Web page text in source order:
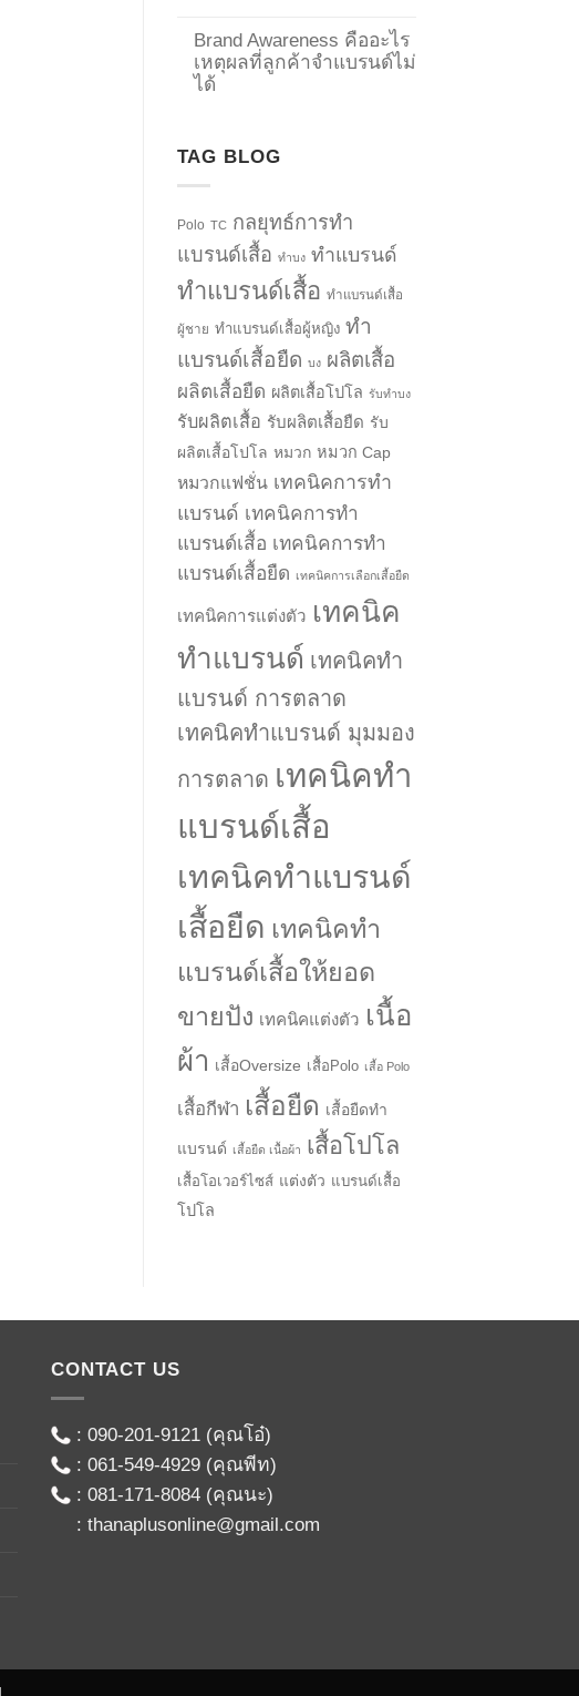
Brand Awareness คืออะไร
เหตุผลที่ลูกค้าจำแบรนด์ไม่
ได้
TAG BLOG
Polo TC กลยุทธ์การทำ
แบรนด์เสื้อ ทำบง ทำแบรนด์
ทำแบรนด์เสื้อ ทำแบรนด์เสื้อ
ผู้ชาย ทำแบรนด์เสื้อผู้หญิง ทำ
แบรนด์เสื้อยืด บง ผลิตเสื้อ
ผลิตเสื้อยืด ผลิตเสื้อโปโล รับทำบง
รับผลิตเสื้อ รับผลิตเสื้อยืด รับ
ผลิตเสื้อโปโล หมวก หมวก Cap
หมวกแฟชั่น เทคนิคการทำ
แบรนด์ เทคนิคการทำ
แบรนด์เสื้อ เทคนิคการทำ
แบรนด์เสื้อยืด เทคนิคการเลือกเสื้อยืด
เทคนิคการแต่งตัว เทคนิค
ทำแบรนด์ เทคนิคทำ
แบรนด์ การตลาด
เทคนิคทำแบรนด์ มุมมอง
การตลาด เทคนิคทำ
แบรนด์เสื้อ
เทคนิคทำแบรนด์
เสื้อยืด เทคนิคทำ
แบรนด์เสื้อให้ยอด
ขายปัง เทคนิคแต่งตัว เนื้อ
ผ้า เสื้อOversize เสื้อPolo เสื้อ Polo
เสื้อกีฬา เสื้อยืด เสื้อยืดทำ
แบรนด์ เสื้อยืด เนื้อผ้า เสื้อโปโล
เสื้อโอเวอร์ไซส์ แต่งตัว แบรนด์เสื้อ
โปโล
CONTACT US
: 090-201-9121(คุณโอ๋)
: 061-549-4929(คุณพีท)
: 081-171-8084(คุณนะ)
: thanaplusonline@gmail.com